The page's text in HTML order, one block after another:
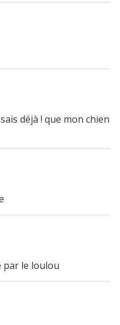
déjà ! que mon chien
par le loulou